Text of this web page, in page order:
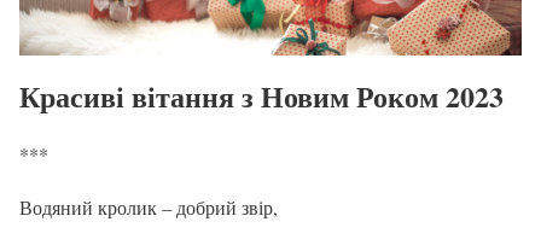
Красиві вітання з Новим Роком 2023
***
Водяний кролик – добрий звір,